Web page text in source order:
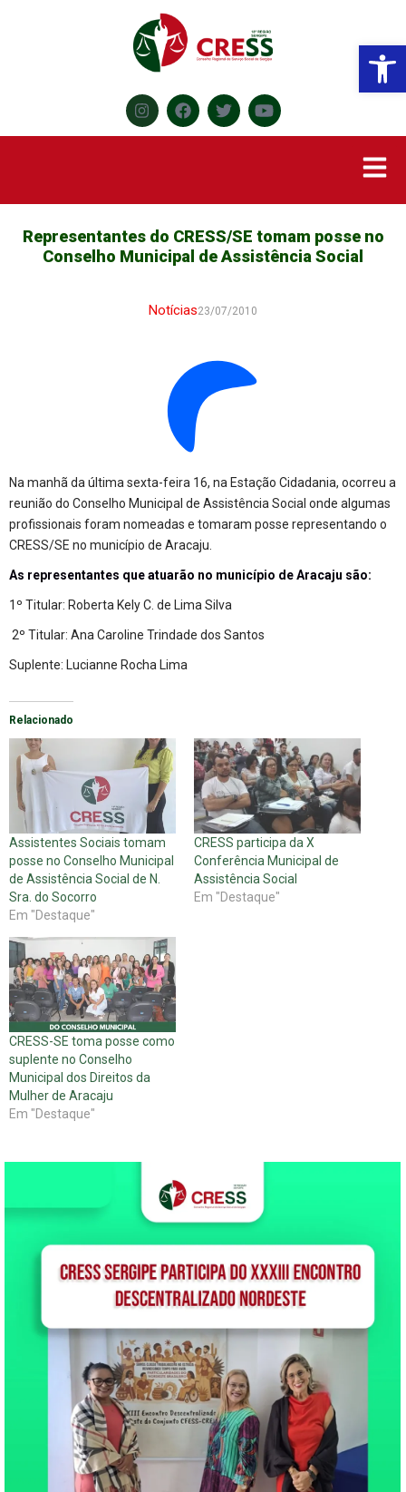
Representantes do CRESS/SE tomam posse no
Conselho Municipal de Assistência Social
Notícias23/07/2010
Na manhã da última sexta-feira 16, na Estação Cidadania, ocorreu a
reunião do Conselho Municipal de Assistência Social onde algumas
profissionais foram nomeadas e tomaram posse representando o
CRESS/SE no município de Aracaju.
As representantes que atuarão no município de Aracaju são:
1º Titular: Roberta Kely C. de Lima Silva
2º Titular: Ana Caroline Trindade dos Santos
Suplente: Lucianne Rocha Lima
Relacionado
Assistentes Sociais tomam
posse no Conselho Municipal
de Assistência Social de N.
Sra. do Socorro
Em "Destaque"
CRESS participa da X
Conferência Municipal de
Assistência Social
Em "Destaque"
CRESS-SE toma posse como
suplente no Conselho
Municipal dos Direitos da
Mulher de Aracaju
Em "Destaque"